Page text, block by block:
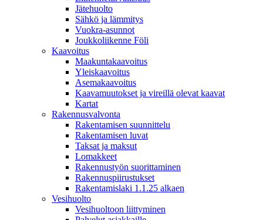
Jätehuolto
Sähkö ja lämmitys
Vuokra-asunnot
Joukkoliikenne Föli
Kaavoitus
Maakuntakaavoitus
Yleiskaavoitus
Asemakaavoitus
Kaavamuutokset ja vireillä olevat kaavat
Kartat
Rakennusvalvonta
Rakentamisen suunnittelu
Rakentamisen luvat
Taksat ja maksut
Lomakkeet
Rakennustyön suorittaminen
Rakennuspiirustukset
Rakentamislaki 1.1.25 alkaen
Vesihuolto
Vesihuoltoon liittyminen